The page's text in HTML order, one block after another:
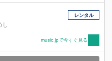
し
レンタル
music.jpで今すぐ見る